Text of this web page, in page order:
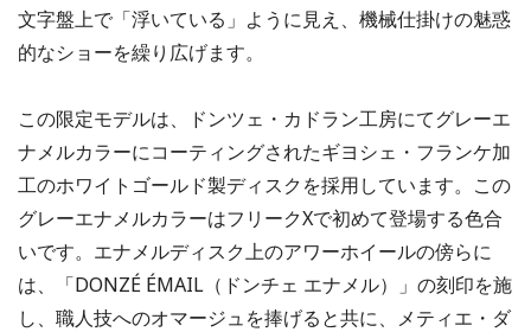
文字盤上で「浮いている」ように見え、機械仕掛けの魅惑
的なショーを繰り広げます。
この限定モデルは、ドンツェ・カドラン工房にてグレーエ
ナメルカラーにコーティングされたギヨシェ・フランケ加
工のホワイトゴールド製ディスクを採用しています。この
グレーエナメルカラーはフリークXで初めて登場する色合
いです。エナメルディスク上のアワーホイールの傍らに
は、「DONZÉ ÉMAIL（ドンチェ エナメル）」の刻印を施
し、職人技へのオマージュを捧げると共に、メティエ・ダ